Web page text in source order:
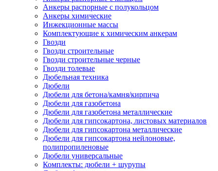
Анкеры распорные с полукольцом
Анкеры химические
Инжекционные массы
Комплектующие к химическим анкерам
Гвозди
Гвозди строительные
Гвозди строительные черные
Гвозди толевые
Дюбельная техника
Дюбели
Дюбели для бетона/камня/кирпича
Дюбели для газобетона
Дюбели для газобетона металлические
Дюбели для гипсокартона, листовых материалов
Дюбели для гипсокартона металлические
Дюбели для гипсокартона нейлоновые,
полипропиленовые
Дюбели универсальные
Комплекты: дюбели + шурупы